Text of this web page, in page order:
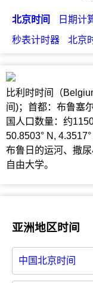
北京时间 日期计
秒表计时器
北京
比利时时间（
间)；首都：布鲁塞
国人口数量：约
50.8503° N,
布鲁日的运河、撒
自由大学。
亚洲地区时间
中国北京时间